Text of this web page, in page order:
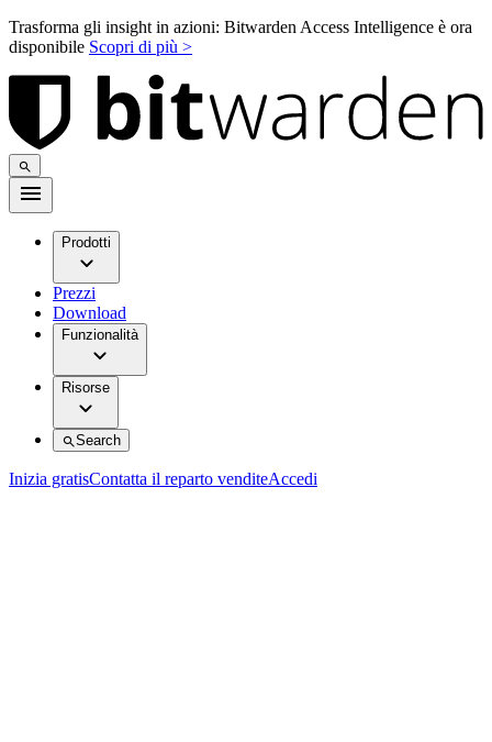
Trasforma gli insight in azioni: Bitwarden Access Intelligence è ora
disponibile Scopri di più >
Prodotti
Prezzi
Download
Funzionalità
Risorse
Search
Inizia gratisContatta il reparto venditeAccedi